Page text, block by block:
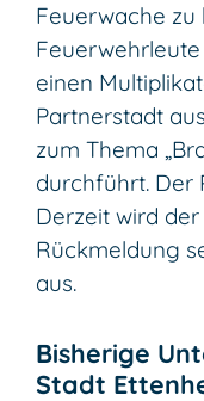
Feuerwache zu
einen
Partnerstadt
zum Thema
durchführt. Der
Derzeit wird
Rückmeldung
aus.
Bisherige
Stadt